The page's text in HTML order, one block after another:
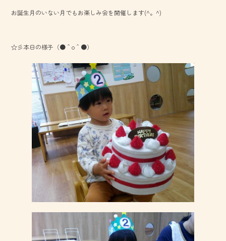
お誕生月のいない月でもお楽しみ会を開催します(^。^)
☆彡本日の様子（●＾o＾●）